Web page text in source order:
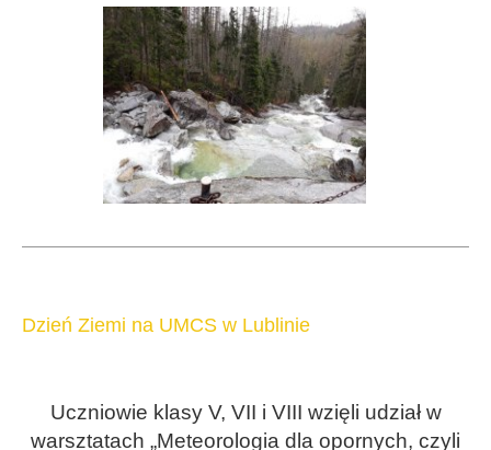
Dzień Ziemi na UMCS w Lublinie
Uczniowie klasy V, VII i VIII wzięli udział w
warsztatach „Meteorologia dla opornych, czyli